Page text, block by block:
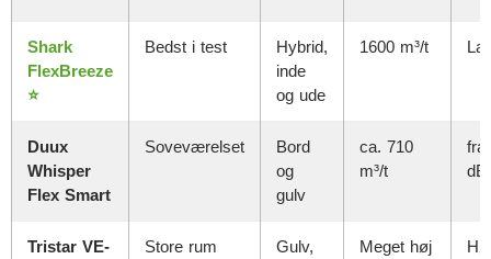
Shark
FlexBreeze
⭐
Bedst i test
Hybrid,
inde
og ude
1600 m³/t
Duux
Whisper
Flex Smart
Soveværelset
Bord
og
gulv
ca. 710
m³/t
fra
dB
Tristar VE-
Store rum
Gulv,
Meget høj